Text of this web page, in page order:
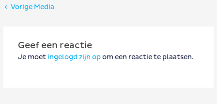
Bericht
← Vorige Media
Geef een reactie
Je moet ingelogd zijn opom een reactie te plaatsen.